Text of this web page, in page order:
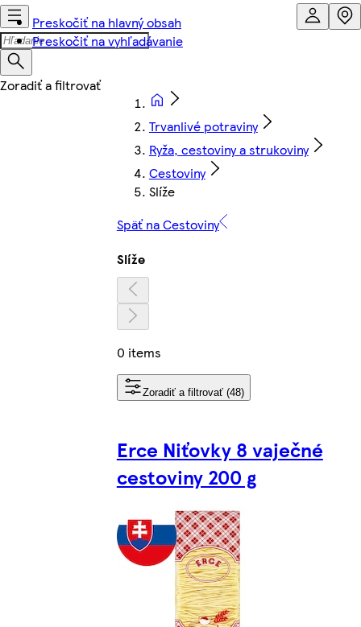
Preskočiť na hlavný obsah
Preskočiť na vyhľadávanie
Trvanlivé potraviny
Ryža, cestoviny a strukoviny
Cestoviny
Slíže
Späť na Cestoviny
Slíže
0 items
Zoradiť a filtrovať (48)
Erce Niťovky 8 vaječné
cestoviny 200 g